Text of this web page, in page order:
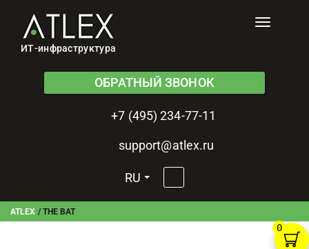
ИТ-инфраструктура
Toggle
ОБРАТНЫЙ ЗВОНОК
+7 (495) 234-77-11
support@atlex.ru
RU
ATLEX / THE BAT
0